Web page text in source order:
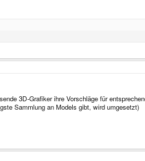
3D-Grafiker ihre Vorschläge für
Sammlung an Models gibt, wird umgesetzt)